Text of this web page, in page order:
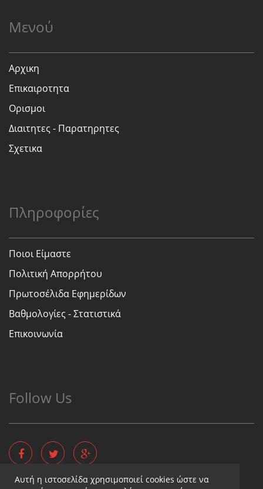
Μενού
Αρχικη
Επικαιροτητα
Ορισμοι
Διαιτητες - Παρατηρητες
Σχετικα
Πληροφορίες
Ποιοι Είμαστε
Πολιτική Απορρήτου
Πρωτοσέλιδα Εφημερίδων
Βαθμολογίες - Στατιστικά
Επικοινωνία
Follow Us
Αυτή η ιστοσελίδα χρησιμοποιεί cookies ώστε να